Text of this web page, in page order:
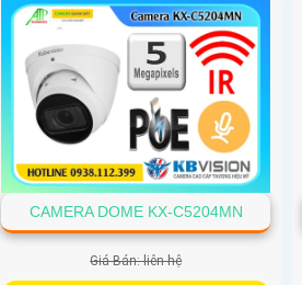
CAMERA DOME KX-C5204MN
Giá Bán: liên hệ